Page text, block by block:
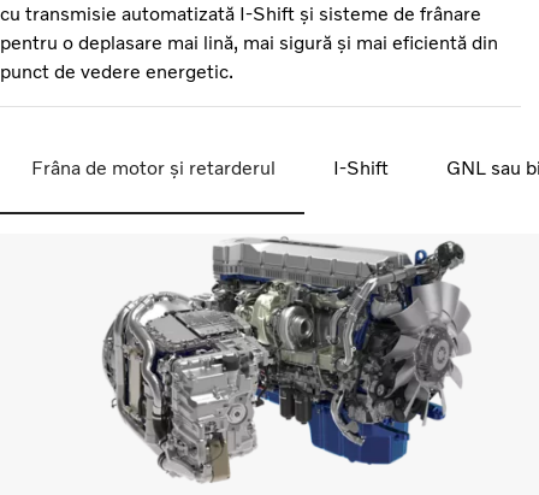
cu transmisie automatizată I-Shift și sisteme de frânare
pentru o deplasare mai lină, mai sigură și mai eficientă din
punct de vedere energetic.
Frâna de motor și retarderul I-Shift GNL sau